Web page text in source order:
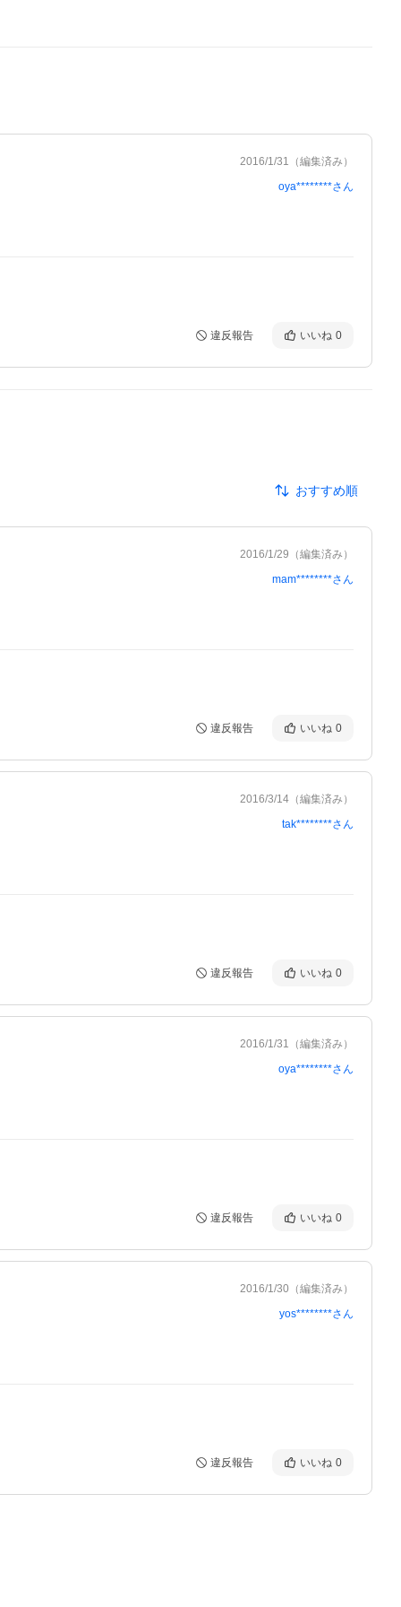
2016/1/31 （編集済み）
oya********さん
違反報告 いいね 0
おすすめ順
2016/1/29 （編集済み）
mam********さん
違反報告 いいね 0
2016/3/14 （編集済み）
tak********さん
違反報告 いいね 0
2016/1/31 （編集済み）
oya********さん
違反報告 いいね 0
2016/1/30 （編集済み）
yos********さん
違反報告 いいね 0